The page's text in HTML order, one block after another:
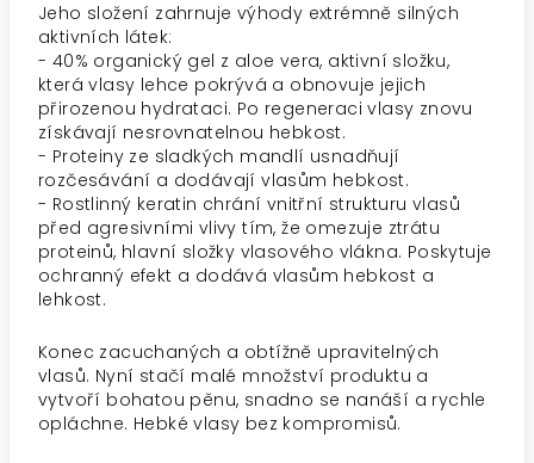
Jeho složení zahrnuje výhody extrémně silných
aktivních látek:
- 40% organický gel z aloe vera, aktivní složku,
která vlasy lehce pokrývá a obnovuje jejich
přirozenou hydrataci. Po regeneraci vlasy znovu
získávají nesrovnatelnou hebkost.
- Proteiny ze sladkých mandlí usnadňují
rozčesávání a dodávají vlasům hebkost.
- Rostlinný keratin chrání vnitřní strukturu vlasů
před agresivními vlivy tím, že omezuje ztrátu
proteinů, hlavní složky vlasového vlákna. Poskytuje
ochranný efekt a dodává vlasům hebkost a
lehkost.
Konec zacuchaných a obtížně upravitelných
vlasů. Nyní stačí malé množství produktu a
vytvoří bohatou pěnu, snadno se nanáší a rychle
opláchne. Hebké vlasy bez kompromisů.